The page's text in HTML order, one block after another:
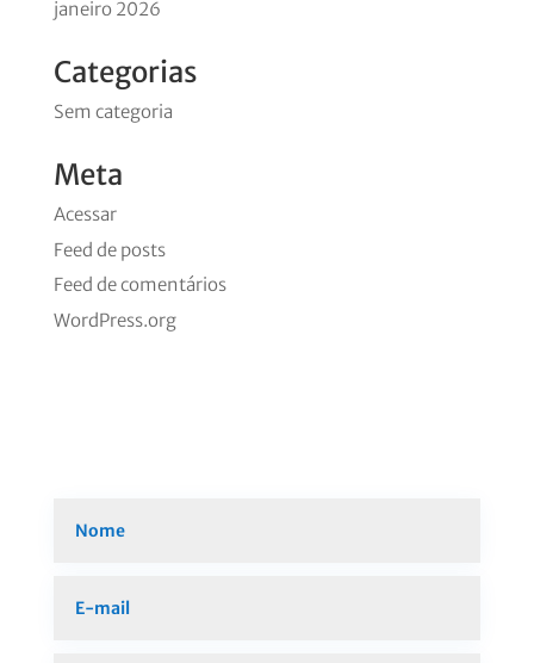
janeiro 2026
Categorias
Sem categoria
Meta
Acessar
Feed de posts
Feed de comentários
WordPress.org